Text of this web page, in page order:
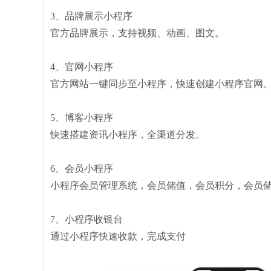
3、品牌展示小程序
官方品牌展示，支持视频、动画、图文。
4、官网小程序
官方网站一键同步至小程序，快速创建小程序官网。
5、博客小程序
快速搭建资讯小程序，全渠道分发。
6、会员小程序
小程序会员管理系统，会员储值，会员积分，会员
7、小程序收银台
通过小程序快速收款，完成支付